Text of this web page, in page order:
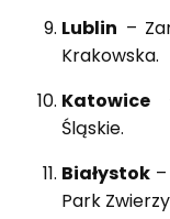
Lublin –
Krakowska.
Katowice
Śląskie.
Białystok
Park